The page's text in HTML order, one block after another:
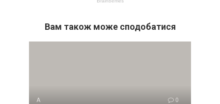
Вам також може сподобатися
А 0